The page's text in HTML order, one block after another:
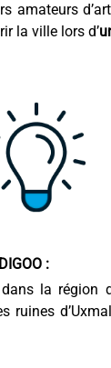
amateurs
la ville lors d’
:
la région
ruines